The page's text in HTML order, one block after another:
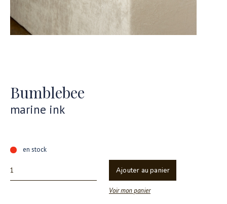
Bumblebee
marine ink
en stock
Ajouter au panier
Voir mon panier